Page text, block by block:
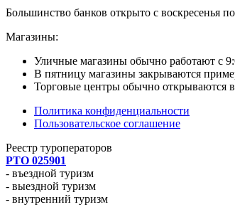
Большинство банков открыто с воскресенья
Магазины:
Уличные магазины обычно работают с
В пятницу магазины закрываются
Торговые центры обычно открываются
Политика конфиденциальности
Пользовательское соглашение
Реестр туроператоров
РТО 025901
- въездной туризм
- выездной туризм
- внутренний туризм